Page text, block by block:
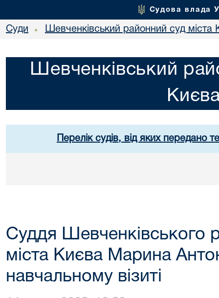
Судова влада
Суди • Шевченківський районний суд міста
Шевченківський
Перелік судів, від яких передано
Суддя Шевченківського
міста Києва Марина
навчальному візиті